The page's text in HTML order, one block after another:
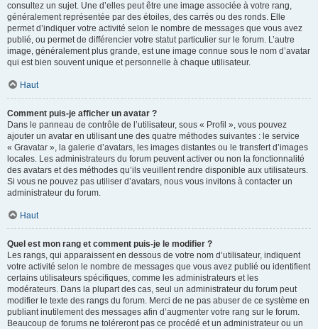
consultez un sujet. Une d’elles peut être une image associée à votre rang,
généralement représentée par des étoiles, des carrés ou des ronds. Elle
permet d’indiquer votre activité selon le nombre de messages que vous avez
publié, ou permet de différencier votre statut particulier sur le forum. L’autre
image, généralement plus grande, est une image connue sous le nom d’avatar
qui est bien souvent unique et personnelle à chaque utilisateur.
Haut
Comment puis-je afficher un avatar ?
Dans le panneau de contrôle de l’utilisateur, sous « Profil », vous pouvez
ajouter un avatar en utilisant une des quatre méthodes suivantes : le service
« Gravatar », la galerie d’avatars, les images distantes ou le transfert d’images
locales. Les administrateurs du forum peuvent activer ou non la fonctionnalité
des avatars et des méthodes qu’ils veuillent rendre disponible aux utilisateurs.
Si vous ne pouvez pas utiliser d’avatars, nous vous invitons à contacter un
administrateur du forum.
Haut
Quel est mon rang et comment puis-je le modifier ?
Les rangs, qui apparaissent en dessous de votre nom d’utilisateur, indiquent
votre activité selon le nombre de messages que vous avez publié ou identifient
certains utilisateurs spécifiques, comme les administrateurs et les
modérateurs. Dans la plupart des cas, seul un administrateur du forum peut
modifier le texte des rangs du forum. Merci de ne pas abuser de ce système en
publiant inutilement des messages afin d’augmenter votre rang sur le forum.
Beaucoup de forums ne toléreront pas ce procédé et un administrateur ou un